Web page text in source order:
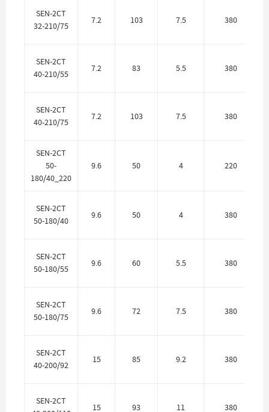
SEN-2CT
32-210/75
7.2 103 7.5 380
SEN-2CT
40-210/55
7.2 83 5.5 380
SEN-2CT
40-210/75
7.2 103 7.5 380
SEN-2CT
50-
180/40_220
9.6 50 4 220
SEN-2CT
50-180/40
9.6 50 4 380
SEN-2CT
50-180/55
9.6 60 5.5 380
SEN-2CT
50-180/75
9.6 72 7.5 380
SEN-2CT
40-200/92
15 85 9.2 380
SEN-2CT
15 93 11 380